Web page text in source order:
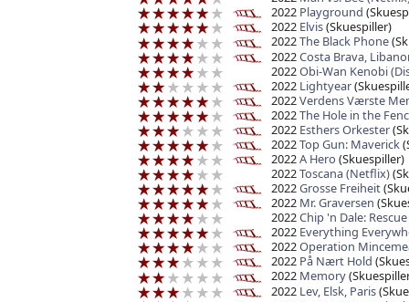
2022 Playground
2022 Elvis(Skuespiller)
2022The Black Phone
2022Costa Brava,
2022Obi-Wan Kenobi
2022 Lightyear
2022Verdens Værste
2022The Hole in the
2022 Esthers Orkester
2022Top Gun: Maverick
2022A Hero (Skuespiller)
2022Toscana (Netflix)
2022Grosse Freiheit
2022 Mr. Graversen
2022Chip 'n Dale:
2022 Everything
2022Operation
2022 På Nært Hold
2022 Memory
2022 Lev, Elsk, Paris